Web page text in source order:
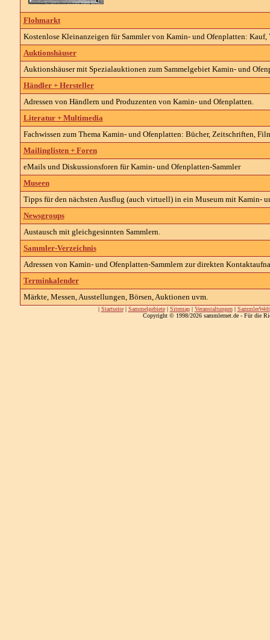
Flohmarkt
Kostenlose Kleinanzeigen für Sammler von Kamin- und Ofenplatten: Kauf,
Auktionshäuser
Auktionshäuser mit Spezialauktionen zum Sammelgebiet Kamin- und
Händler + Hersteller
Adressen von Händlern und Produzenten von Kamin- und Ofenplatten.
Literatur + Multimedia
Fachwissen zum Thema Kamin- und Ofenplatten: Bücher, Zeitschriften,
Mailinglisten + Foren
eMails und Diskussionsforen für Kamin- und Ofenplatten-Sammler
Museen
Tipps für den nächsten Ausflug (auch virtuell) in ein Museum mit Kamin-
Newsgroups
Austausch mit gleichgesinnten Sammlern.
Sammler-Verzeichnis
Adressen von Kamin- und Ofenplatten-Sammlern zur direkten
Terminkalender
Märkte, Messen, Ausstellungen, Börsen, Auktionen uvm.
| Startseite| Sammelgebiete| Sitemap| Veranstaltungen| SammlerWelt
Copyright © 1998/2026 sammlernet.de - Für die